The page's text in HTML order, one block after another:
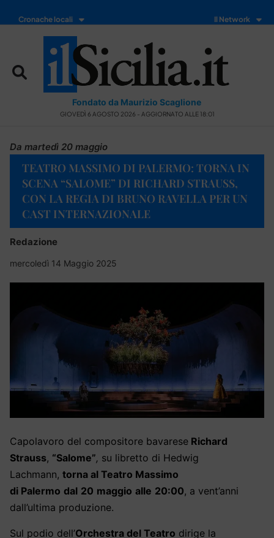
Cronache locali Il Network
Fondato da Maurizio Scaglione
GIOVEDÌ 6 AGOSTO 2026 - AGGIORNATO ALLE 18:01
Da martedì 20 maggio
TEATRO MASSIMO DI PALERMO: TORNA IN
SCENA “SALOME” DI RICHARD STRAUSS,
CON LA REGIA DI BRUNO RAVELLA PER UN
CAST INTERNAZIONALE
Redazione
mercoledì 14 Maggio 2025
Capolavoro del compositore bavarese Richard
Strauss, “Salome”, su libretto di Hedwig
Lachmann, torna al Teatro Massimo
di Palermo dal 20 maggio alle 20:00, a vent’anni
dall’ultima produzione.
Sul podio dell’Orchestra del Teatro dirige la